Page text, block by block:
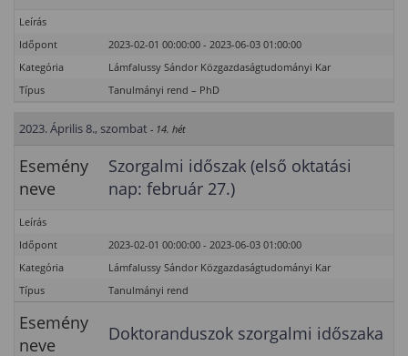
Leírás
Időpont
2023-02-01 00:00:00 - 2023-06-03 01:00:00
Kategória
Lámfalussy Sándor Közgazdaságtudományi Kar
Típus
Tanulmányi rend – PhD
2023. Április 8., szombat - 14. hét
Esemény
neve
Szorgalmi időszak (első oktatási
nap: február 27.)
Leírás
Időpont
2023-02-01 00:00:00 - 2023-06-03 01:00:00
Kategória
Lámfalussy Sándor Közgazdaságtudományi Kar
Típus
Tanulmányi rend
Esemény
neve
Doktoranduszok szorgalmi időszaka